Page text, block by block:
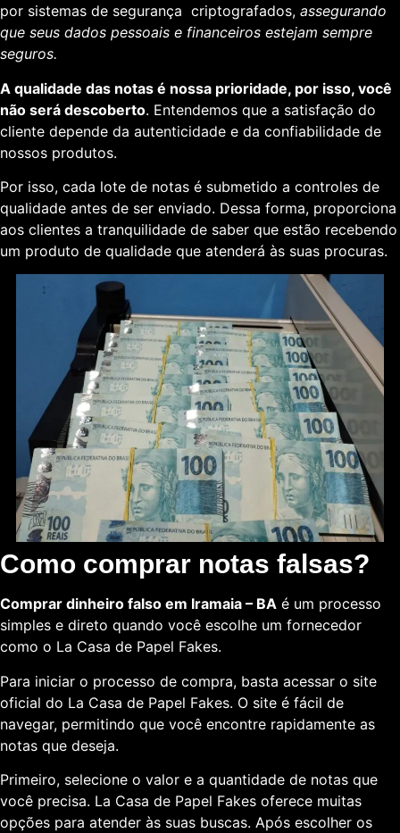
por sistemas de segurança criptografados, assegurando
que seus dados pessoais e financeiros estejam sempre
seguros.
A qualidade das notas é nossa prioridade, por isso, você
não será descoberto. Entendemos que a satisfação do
cliente depende da autenticidade e da confiabilidade de
nossos produtos.
Por isso, cada lote de notas é submetido a controles de
qualidade antes de ser enviado. Dessa forma, proporciona
aos clientes a tranquilidade de saber que estão recebendo
um produto de qualidade que atenderá às suas procuras.
Como comprar notas falsas?
Comprar dinheiro falso em Iramaia – BA é um processo
simples e direto quando você escolhe um fornecedor
como o La Casa de Papel Fakes.
Para iniciar o processo de compra, basta acessar o site
oficial do La Casa de Papel Fakes. O site é fácil de
navegar, permitindo que você encontre rapidamente as
notas que deseja.
Primeiro, selecione o valor e a quantidade de notas que
você precisa. La Casa de Papel Fakes oferece muitas
opções para atender às suas buscas. Após escolher os